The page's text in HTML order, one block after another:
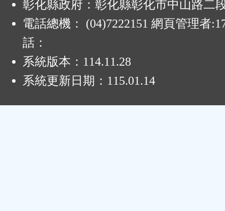
彰化縣政府：彰化縣彰化市中山路二
電話總機： (04)7222151 網頁管理者
話：
系統版本： 114.11.28
系統更新日期： 115.01.14